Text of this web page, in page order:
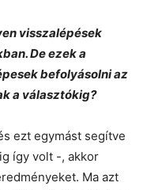
visszalépések
De ezek a
befolyásolni az
a választókig?
ezt egymást segítve
így volt -, akkor
Ma azt